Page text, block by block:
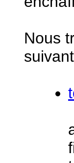
Nous